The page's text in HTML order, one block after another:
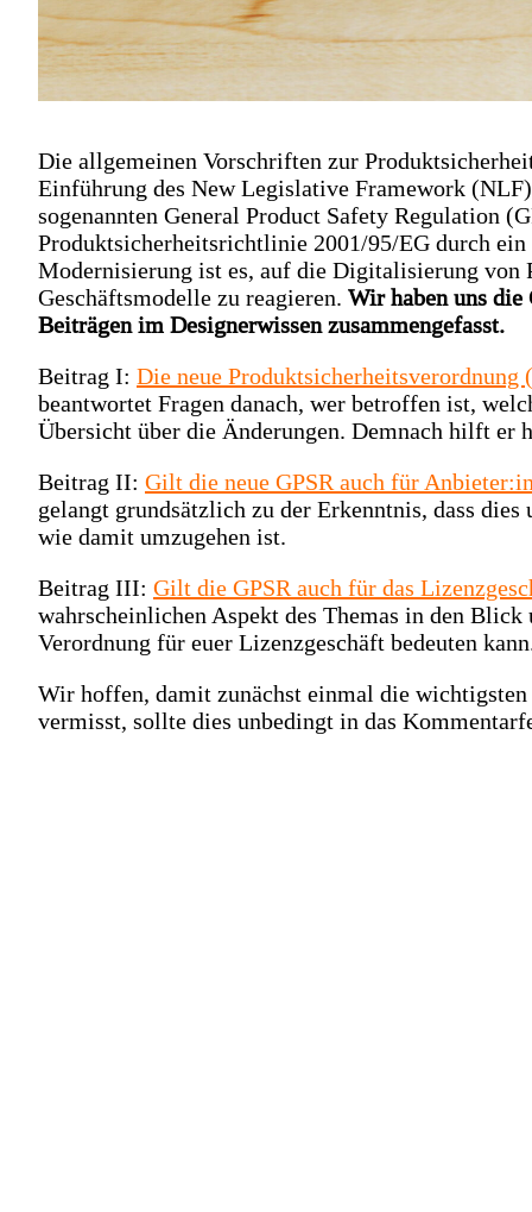
Die allgemeinen Vorschriften zur
Einführung des New Legislative Framework
sogenannten General Product Safety Regulation
Produktsicherheitsrichtlinie 2001/95/EG durch
Modernisierung ist es, auf die Digitalisierung von
Geschäftsmodelle zu reagieren. Wir haben uns die
Beiträgen im Designerwissen zusammengefasst.
Beitrag I: Die neue
beantwortet Fragen danach, wer betroffen ist,
Übersicht über die Änderungen. Demnach hilft er
Beitrag II: Gilt die neue GPSR auch für
gelangt grundsätzlich zu der Erkenntnis, dass
wie damit umzugehen ist.
Beitrag III: Gilt die GPSR auch für das
wahrscheinlichen Aspekt des Themas in den
Verordnung für euer Lizenzgeschäft bedeuten
Wir hoffen, damit zunächst einmal die wichtigsten
vermisst, sollte dies unbedingt in das